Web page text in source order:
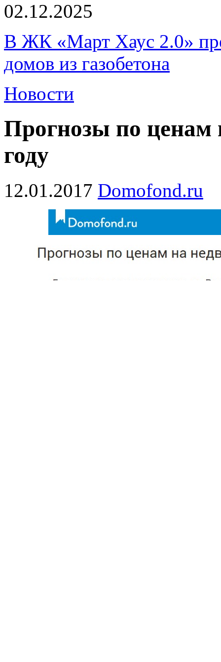
02.12.2025
В ЖК «Март Хаус 2.0»
домов из газобетона
Новости
Прогнозы по ценам
году
12.01.2017 Domofond.ru